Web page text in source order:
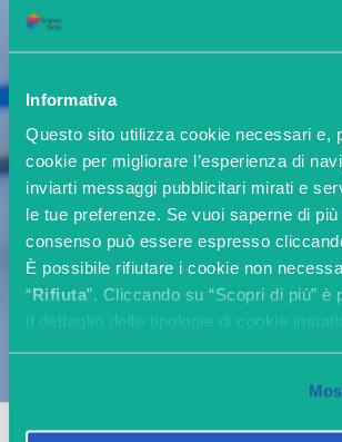
Informativa
Questo sito utilizza cookie necessari e,
cookie per migliorare l’esperienza di
inviarti messaggi pubblicitari mirati e
le tue preferenze. Se vuoi saperne di più
consenso può essere espresso
È possibile rifiutare i cookie non
“Rifiuta”. Cliccando su “Scopri di più” è
il dettaglio delle tipologie di cookie
Perché diventare Esperto HR con